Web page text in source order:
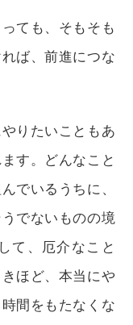
ても、そもそも
ば、前進につな
りたいこともあ
す。どんなこと
でいるうちに、
でないものの境
て、厄介なこと
ほど、本当にや
間をもたなくな